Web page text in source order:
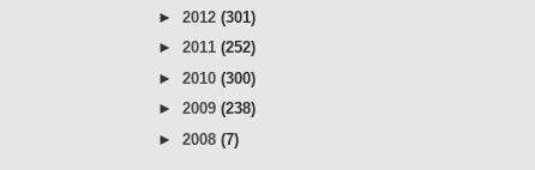
► 2012 (301)
► 2011 (252)
► 2010 (300)
► 2009 (238)
► 2008 (7)